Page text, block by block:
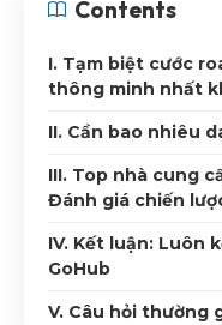
Contents
I. Tạm biệt cước
thông minh nhất
II. Cần bao nhiêu
III. Top nhà cung
Đánh giá chiến
IV. Kết luận: Luôn
GoHub
V. Câu hỏi thường